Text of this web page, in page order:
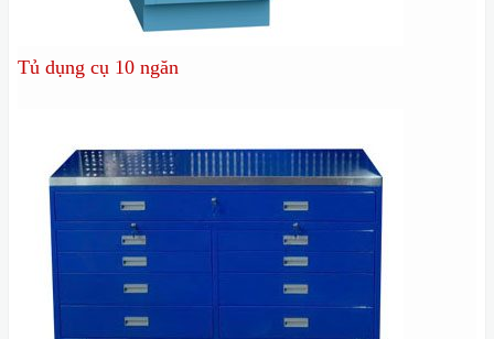
Tủ dụng cụ 10 ngăn